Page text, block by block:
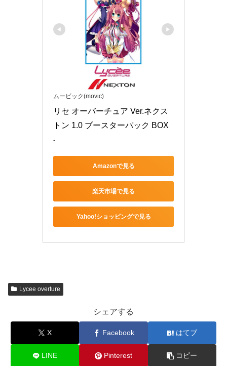
ムービック(movic)
リセ オーバーチュア Ver.ネクス
トン 1.0 ブースターパック BOX
-
Amazonで見る
楽天市場で見る
Yahoo!ショッピングで見る
Lycee overture
シェアする
X Facebook はてブ
LINE Pinterest コピー